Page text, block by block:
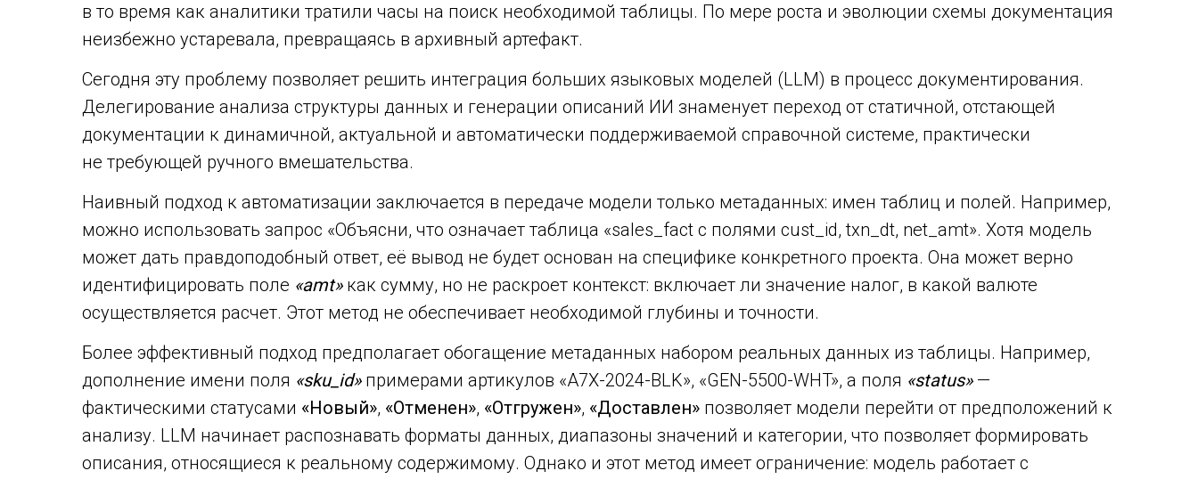
в то время как аналитики тратили часы на поиск необходимой таблицы. По мере роста и эволюции схемы документация
неизбежно устаревала, превращаясь в архивный артефакт.
Сегодня эту проблему позволяет решить интеграция больших языковых моделей (LLM) в процесс документирования.
Делегирование анализа структуры данных и генерации описаний ИИ знаменует переход от статичной, отстающей
документации к динамичной, актуальной и автоматически поддерживаемой справочной системе, практически
не требующей ручного вмешательства.
Наивный подход к автоматизации заключается в передаче модели только метаданных: имен таблиц и полей. Например,
можно использовать запрос «Объясни, что означает таблица «sales_fact с полями cust_id, txn_dt, net_amt». Хотя модель
может дать правдоподобный ответ, её вывод не будет основан на специфике конкретного проекта. Она может верно
идентифицировать поле «amt»как сумму, но не раскроет контекст: включает ли значение налог, в какой валюте
осуществляется расчет. Этот метод не обеспечивает необходимой глубины и точности.
Более эффективный подход предполагает обогащение метаданных набором реальных данных из таблицы. Например,
дополнение имени поля «sku_id»примерами артикулов «A7X-2024-BLK», «GEN-5500-WHT», а поля «status»—
фактическими статусами «Новый», «Отменен», «Отгружен», «Доставлен» позволяет модели перейти от предположений к
анализу. LLM начинает распознавать форматы данных, диапазоны значений и категории, что позволяет формировать
описания, относящиеся к реальному содержимому. Однако и этот метод имеет ограничение: модель работает с